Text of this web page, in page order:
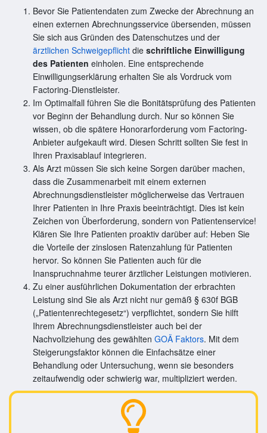
Bevor Sie Patientendaten zum Zwecke der Abrechnung an
einen externen Abrechnungsservice übersenden, müssen
Sie sich aus Gründen des Datenschutzes und der
ärztlichen Schweigepflicht die schriftliche Einwilligung
des Patienten einholen. Eine entsprechende
Einwilligungserklärung erhalten Sie als Vordruck vom
Factoring-Dienstleister.
Im Optimalfall führen Sie die Bonitätsprüfung des Patienten
vor Beginn der Behandlung durch. Nur so können Sie
wissen, ob die spätere Honorarforderung vom Factoring-
Anbieter aufgekauft wird. Diesen Schritt sollten Sie fest in
Ihren Praxisablauf integrieren.
Als Arzt müssen Sie sich keine Sorgen darüber machen,
dass die Zusammenarbeit mit einem externen
Abrechnungsdienstleister möglicherweise das Vertrauen
Ihrer Patienten in Ihre Praxis beeinträchtigt. Dies ist kein
Zeichen von Überforderung, sondern von Patientenservice!
Klären Sie Ihre Patienten proaktiv darüber auf: Heben Sie
die Vorteile der zinslosen Ratenzahlung für Patienten
hervor. So können Sie Patienten auch für die
Inanspruchnahme teurer ärztlicher Leistungen motivieren.
Zu einer ausführlichen Dokumentation der erbrachten
Leistung sind Sie als Arzt nicht nur gemäß § 630f BGB
(„Patientenrechtegesetz“) verpflichtet, sondern Sie hilft
Ihrem Abrechnungsdienstleister auch bei der
Nachvollziehung des gewählten GOÄ Faktors. Mit dem
Steigerungsfaktor können die Einfachsätze einer
Behandlung oder Untersuchung, wenn sie besonders
zeitaufwendig oder schwierig war, multipliziert werden.